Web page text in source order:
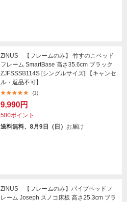
ZINUS 【フレームのみ】 竹すのこベッド
フレーム SmartBase 高さ35.6cm ブラック
ZJFSSSB114S [シングルサイズ] 【キャンセ
ル・返品不可】
(1)
9,990円
500ポイント
送料無料、8月9日（日） お届け
ZINUS 【フレームのみ】パイプベッドフ
レーム Joseph スノコ床板 高さ25.3cm ブラ